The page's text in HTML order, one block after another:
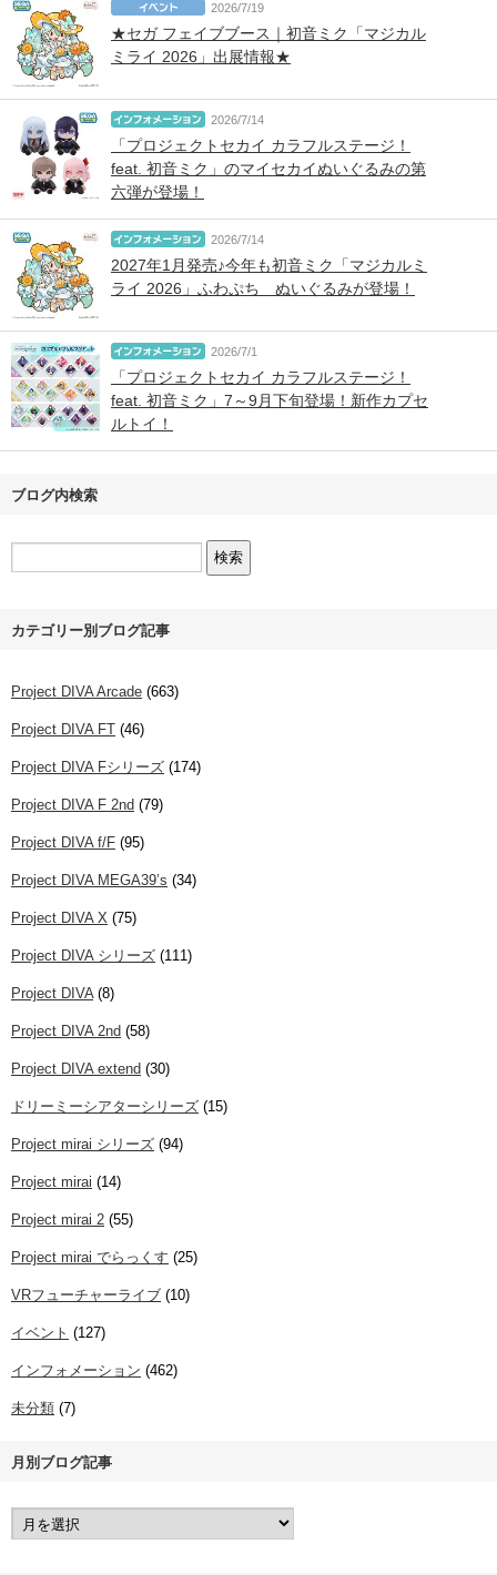
2026/7/19
★セガ フェイブブース｜初音ミク「マジカル
ミライ 2026」出展情報★
2026/7/14
「プロジェクトセカイ カラフルステージ！
feat. 初音ミク」のマイセカイぬいぐるみの第
六弾が登場！
2026/7/14
2027年1月発売♪今年も初音ミク「マジカルミ
ライ 2026」ふわぷち ぬいぐるみが登場！
2026/7/1
「プロジェクトセカイ カラフルステージ！
feat. 初音ミク」7～9月下旬登場！新作カプセ
ルトイ！
ブログ内検索
カテゴリー別ブログ記事
Project DIVA Arcade (663)
Project DIVA FT (46)
Project DIVA Fシリーズ (174)
Project DIVA F 2nd (79)
Project DIVA f/F (95)
Project DIVA MEGA39’s (34)
Project DIVA X (75)
Project DIVA シリーズ (111)
Project DIVA(8)
Project DIVA 2nd (58)
Project DIVA extend (30)
ドリーミーシアターシリーズ (15)
Project mirai シリーズ (94)
Project mirai (14)
Project mirai 2 (55)
Project mirai でらっくす (25)
VRフューチャーライブ (10)
イベント (127)
インフォメーション (462)
未分類 (7)
月別ブログ記事